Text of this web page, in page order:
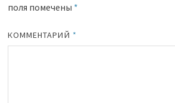
поля помечены *
КОММЕНТАРИЙ *